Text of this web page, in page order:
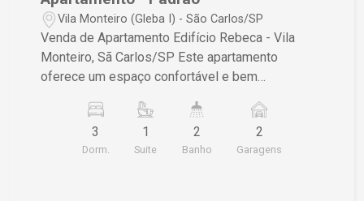
Vila Monteiro (Gleba I) - São Carlos/SP
Venda de Apartamento Edifício Rebeca - Vila
Monteiro, Sã Carlos/SP Este apartamento
oferece um espaço confortável e bem
dormitórios, sendo 1 suíte - Cozinha - Lavanderia
- Garagem para 2 vagas, sendo 1 coberta Não
perca essa oportunidade! Para mais informações
3
Dorm.
1
Suite
2
Banho
2
Garagens